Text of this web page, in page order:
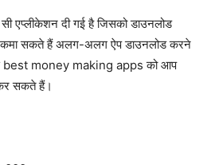
एप्लीकेशन दी गई है जिसको डाउनलोड
सकते हैं अलग-अलग ऐप डाउनलोड करने
money making apps को आप
सकते हैं।